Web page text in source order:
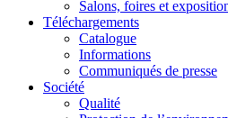
Salons, foires et
Téléchargements
Catalogue
Informations
Communiqués de presse
Société
Qualité